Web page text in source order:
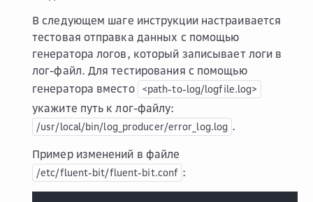
В следующем шаге инструкции настраивается
тестовая отправка данных с помощью
генератора логов, который записывает логи в
лог-файл. Для тестирования с помощью
генератора вместо
<path-to-log/logfile.log>
укажите путь к лог-файлу:
/usr/local/bin/log_producer/error_log.log .
Пример изменений в файле
/etc/fluent-bit/fluent-bit.conf :